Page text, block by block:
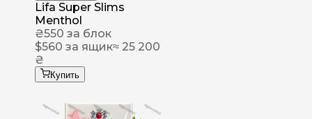
Lifa Super Slims
Menthol
₴550 за блок
$560 за ящик≈ 25 200
₴
Купить